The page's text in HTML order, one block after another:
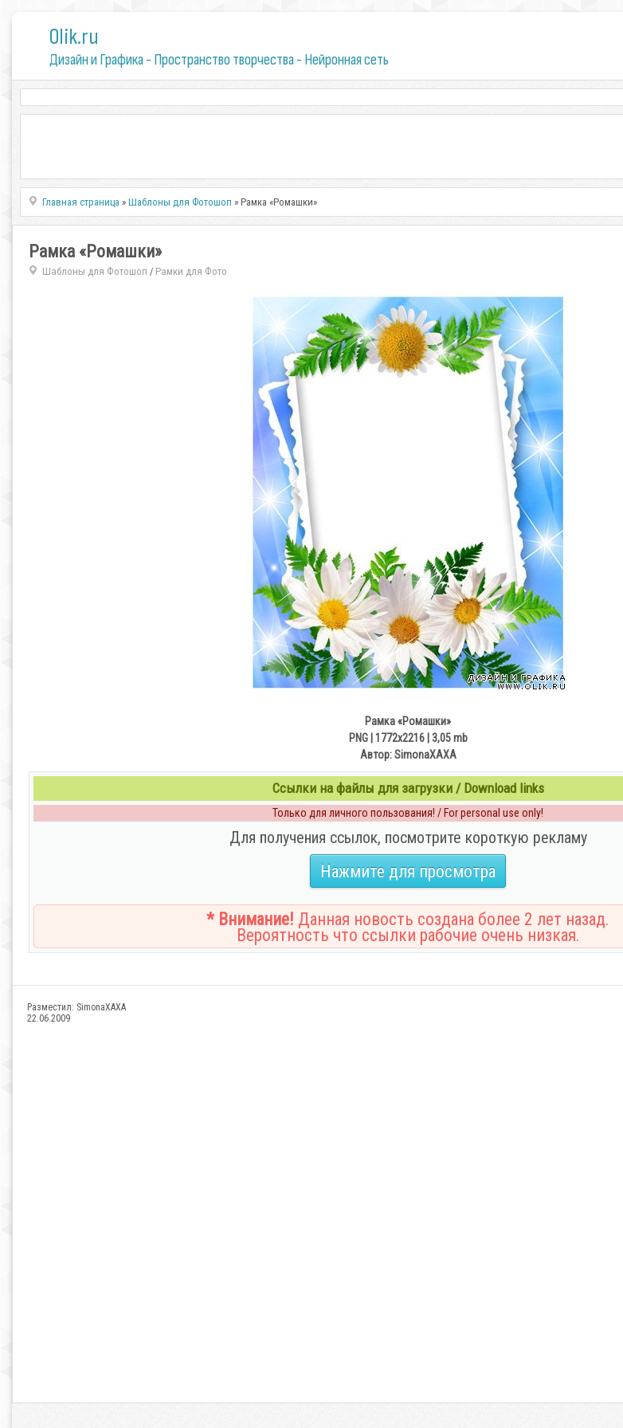
0lik.ru
Дизайн и Графика - Пространство творчества - Нейронная сеть
Главная страница »Шаблоны для Фотошоп » Рамка «Ромашки»
Рамка «Ромашки»
Шаблоны для Фотошоп / Рамки для Фото
Рамка «Ромашки»
PNG | 1772x2216 | 3,05 mb
Автор: SimonaXAXA
Ссылки на файлы для загрузки / Download links
Только для личного пользования! / For personal use only!
Для получения ссылок, посмотрите короткую рекламу
Нажмите для просмотра
* Внимание! Данная новость создана более 2 лет назад.
Вероятность что ссылки рабочие очень низкая.
Разместил: SimonaXAXA
22.06.2009